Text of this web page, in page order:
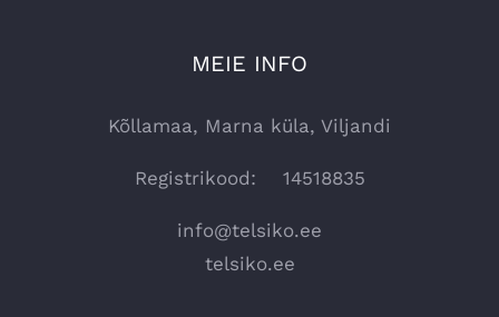
MEIE INFO
Kõllamaa, Marna küla, Viljandi
Registrikood: 14518835
info@telsiko.ee
telsiko.ee